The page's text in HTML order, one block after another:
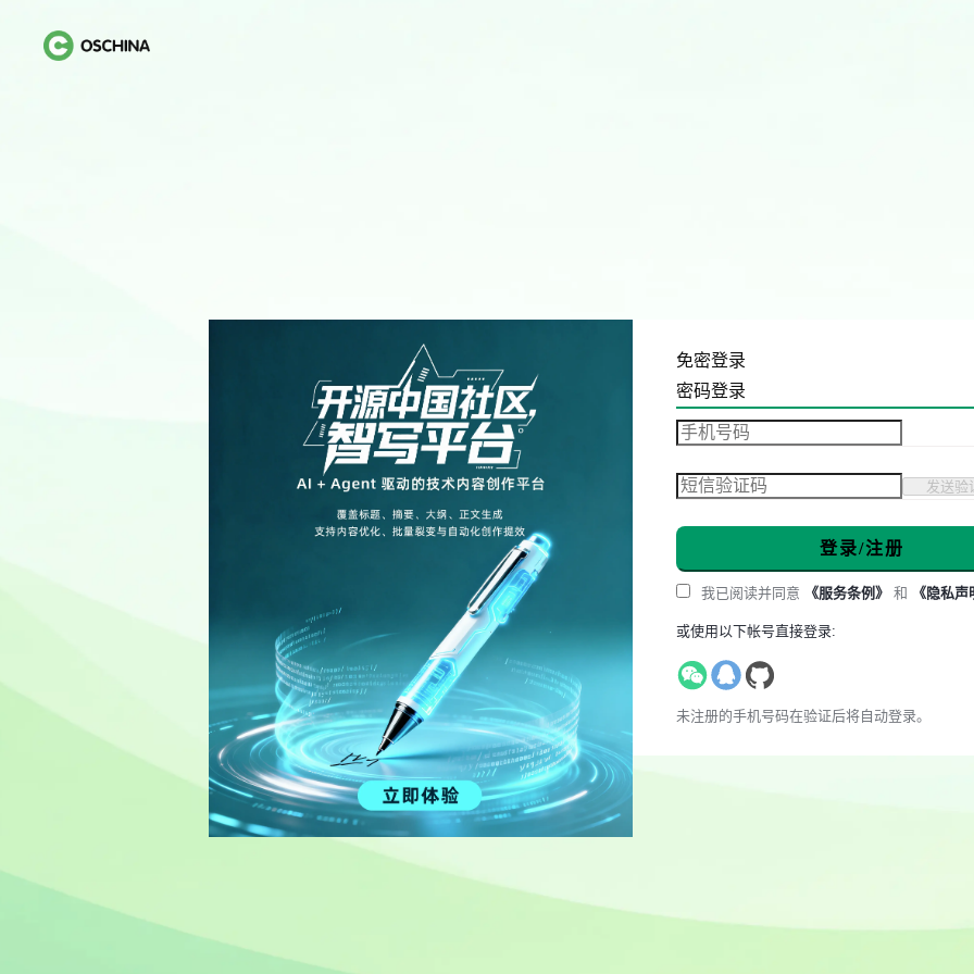
免密登录
密码登录
发送验
登录/注册
我已阅读并同意 《服务条例》 和 《隐私声
或使用以下帐号直接登录:
未注册的手机号码在验证后将自动登录。